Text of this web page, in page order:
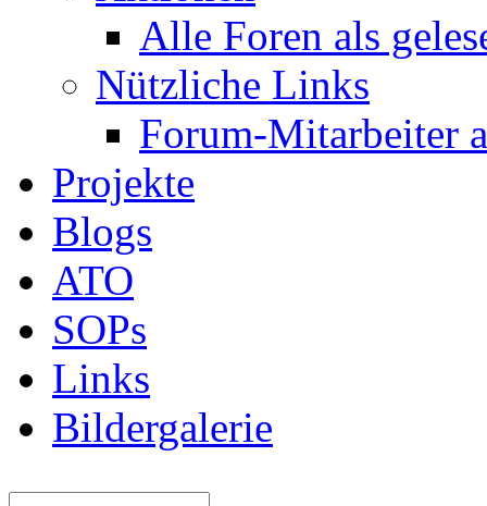
Alle Foren als
Nützliche Links
Forum-Mitarbeiter
Projekte
Blogs
ATO
SOPs
Links
Bildergalerie